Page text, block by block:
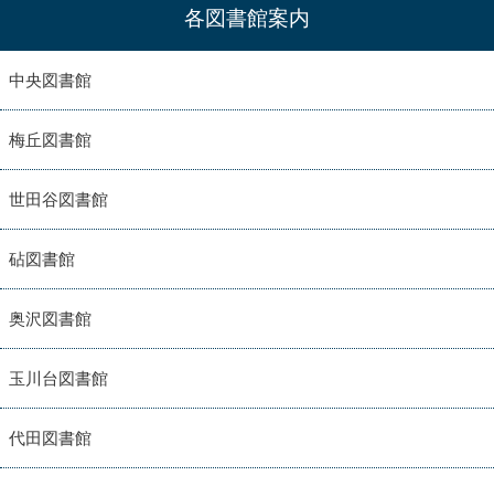
各図書館案内
中央図書館
梅丘図書館
世田谷図書館
砧図書館
奥沢図書館
玉川台図書館
代田図書館